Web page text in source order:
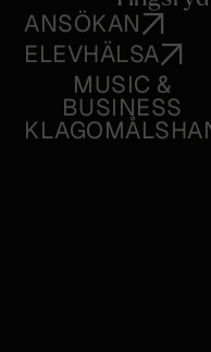
ANSÖKAN
ELEVHÄLSA
MUSIC &
BUSINESS